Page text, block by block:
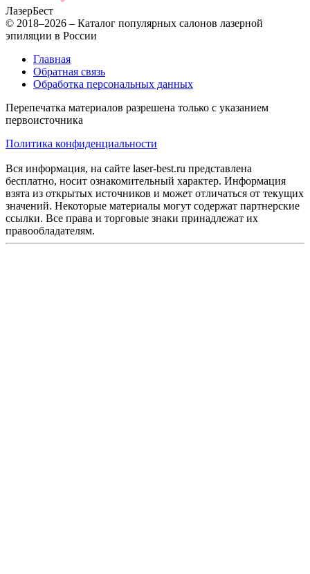
ЛазерБест
© 2018–2026 – Каталог популярных салонов лазерной
эпиляции в России
Главная
Обратная связь
Обработка персональных данных
Перепечатка материалов разрешена только с указанием
первоисточника
Политика конфиденциальности
Вся информация, на сайте laser-best.ru представлена
бесплатно, носит ознакомительный характер. Информация
взята из открытых источников и может отличаться от текущих
значений. Некоторые материалы могут содержат партнерские
ссылки. Все права и торговые знаки принадлежат их
правообладателям.